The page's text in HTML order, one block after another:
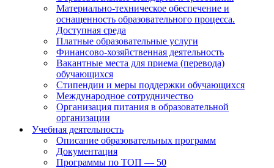
Материально-техническое обеспечение и
оснащенность образовательного процесса.
Доступная среда
Платные образовательные услуги
Финансово-хозяйственная деятельность
Вакантные места для приема (перевода)
обучающихся
Стипендии и меры поддержки обучающихся
Международное сотрудничество
Организация питания в образовательной
организации
Учебная деятельность
Описание образовательных программ
Документация
Программы по ТОП — 50